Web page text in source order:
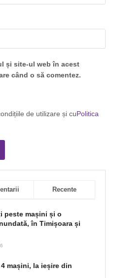
și site-ul web în acest
când o să comentez.
de utilizare și cuPolitica
Recente
peste mașini și o
în Timișoara și
mașini, la ieșire din